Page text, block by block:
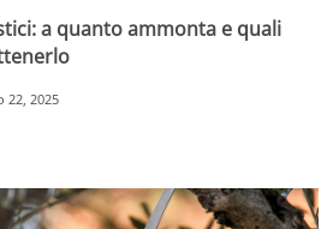
a quanto ammonta e quali
22, 2025